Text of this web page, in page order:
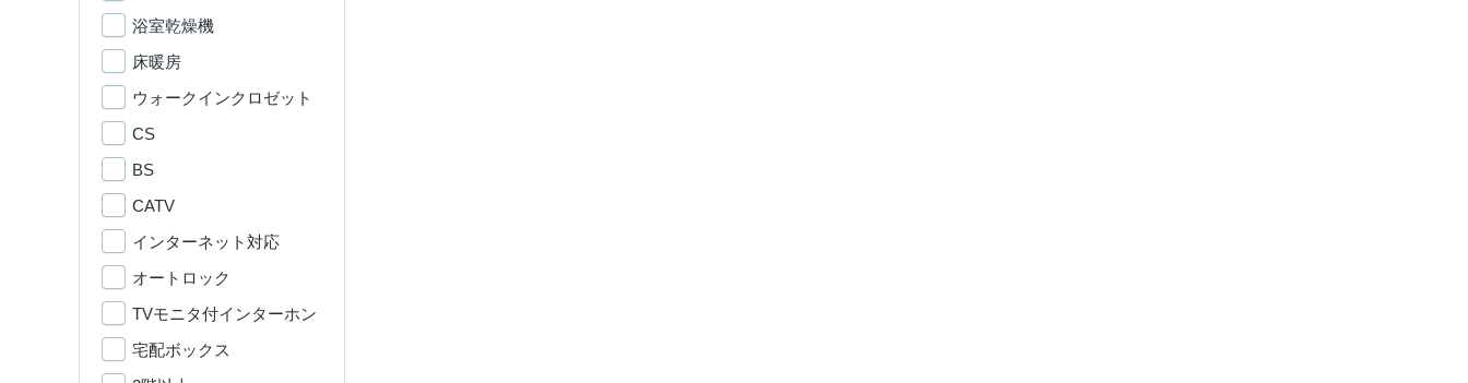
浴室乾燥機
床暖房
ウォークインクロゼット
CS
BS
CATV
インターネット対応
オートロック
TVモニタ付インターホン
宅配ボックス